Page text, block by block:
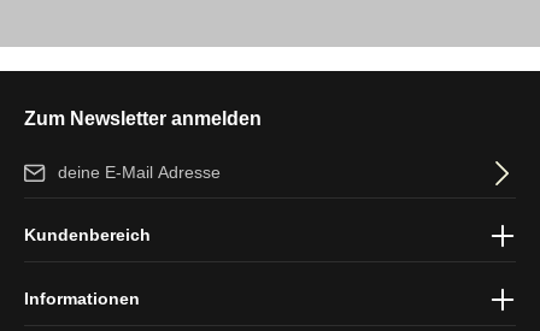
Zum Newsletter anmelden
E-Mail-Adresse*
und dieAGBgelesen und bin mit ihnen einverstanden.
Kundenbereich
Informationen